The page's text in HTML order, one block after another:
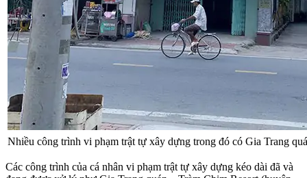
Nhiều công trình vi phạm trật tự xây dựng trong đó có Gia Trang
Các công trình của cá nhân vi phạm trật tự xây dựng kéo dài đã và